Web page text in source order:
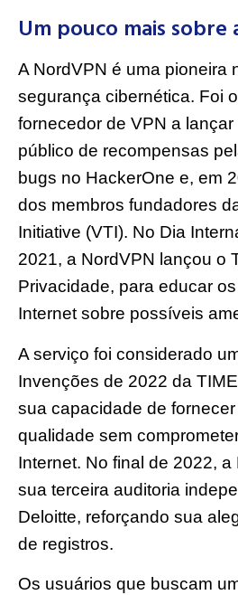
Um pouco mais sobre
A NordVPN é uma pioneira
segurança cibernética. Foi
fornecedor de VPN a
público de recompensas
bugs no HackerOne e, em
dos membros fundadores
Initiative (VTI). No Dia
2021, a NordVPN lançou o
Privacidade, para educar
Internet sobre possíveis
A serviço foi considerado
Invenções de 2022 da
sua capacidade de
qualidade sem
Internet. No final de 2022,
sua terceira auditoria
Deloitte, reforçando sua
de registros.
Os usuários que buscam